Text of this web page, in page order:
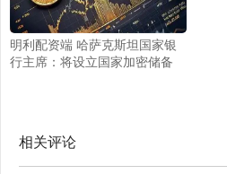
明利配资端 哈萨克斯坦国家银
行主席：将设立国家加密储备
相关评论